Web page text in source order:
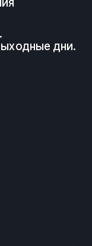
дни.